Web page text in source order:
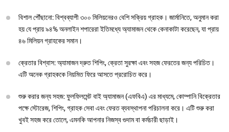
বিশাল পৌঁছানো: বিশ্বব্যাপী ৩০০ মিলিয়নেরও বেশি সক্রিয় গ্রাহক। জার্মানিতে, অনুমান করা
হয় যে প্রায় ৯৪% অনলাইন শপারেরা ইতিমধ্যে অ্যামাজন থেকে কেনাকাটা করেছেন, যা প্রায়
৪৬ মিলিয়ন গ্রাহকের সমান।
ক্রেতার বিশ্বাস: অ্যামাজন দ্রুত শিপিং, ক্রেতা সুরক্ষা এবং সহজ ফেরতের জন্য পরিচিত।
এটি অনেক গ্রাহককে নিয়মিত ফিরে আসতে প্ররোচিত করে।
শুরু করার জন্য সহজ: ফুলফিলমেন্ট বাই অ্যামাজন (এফবিএ) এর মাধ্যমে, কোম্পানি বিক্রেতার
পক্ষে স্টোরেজ, শিপিং, গ্রাহক সেবা এবং ফেরত ব্যবস্থাপনা পরিচালনা করে। এটি শুরু করা
খুবই সহজ করে তোলে, এমনকি আপনার নিজস্ব গুদাম বা কর্মচারী ছাড়াই।